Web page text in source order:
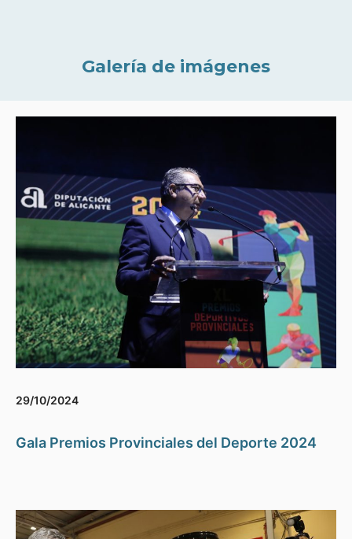
Galería de imágenes
29/10/2024
Gala Premios Provinciales del Deporte 2024